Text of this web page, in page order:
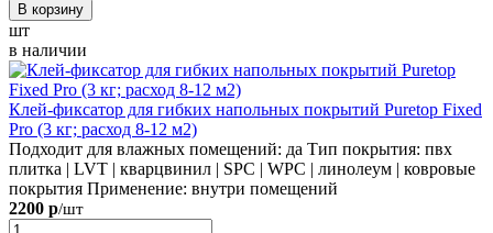
В корзину
шт
в наличии
Клей-фиксатор для гибких напольных покрытий Puretop Fixed
Pro (3 кг; расход 8-12 м2)
Подходит для влажных помещений: да Тип покрытия: пвх
плитка | LVT | кварцвинил | SPC | WPC | линолеум | ковровые
покрытия Применение: внутри помещений
2200 р/шт